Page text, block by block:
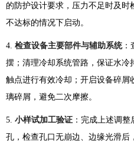
的防护设计要求，压力不足时及时
不达标的情况下启动。
4. 检查设备主要部件与辅助系统：
摆；清理冷却系统管路，保证水
触点进行有效冷却；开启设备碎屑
璃碎屑，避免二次摩擦。
5. 小样试加工验证 ：完成上述调
孔，检查孔口无崩边、边缘光滑后